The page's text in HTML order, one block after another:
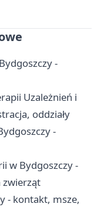
-
Uzależnień i
oddziały
-
w Bydgoszczy -
zwierząt
- kontakt, msze,